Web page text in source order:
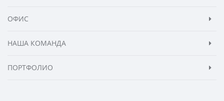
ОФИС
НАША КОМАНДА
ПОРТФОЛИО